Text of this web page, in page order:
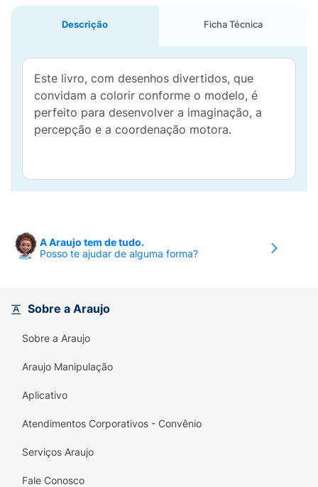
Descrição Ficha Técnica
Este livro, com desenhos divertidos, que
convidam a colorir conforme o modelo, é
perfeito para desenvolver a imaginação, a
percepção e a coordenação motora.
A Araujo tem de tudo.
Posso te ajudar de alguma forma?
Sobre a Araujo
Sobre a Araujo
Araujo Manipulação
Aplicativo
Atendimentos Corporativos - Convênio
Serviços Araujo
Fale Conosco